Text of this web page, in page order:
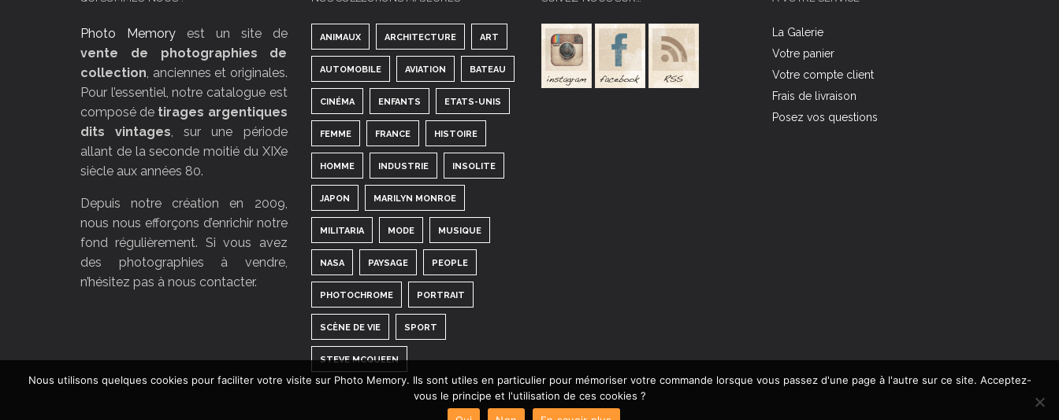
Photo Memoryest un site de
vente de photographies de
collection, anciennes et originales.
Pour l’essentiel, notre catalogue est
composé de tirages argentiques
dits vintages, sur une période
allant de la seconde moitié du XIXe
siècle aux années 80.
Depuis notre création en 2009,
nous nous efforçons d’enrichir notre
fond régulièrement. Si vous avez
des photographies à vendre,
n’hésitez pas à nous contacter.
ANIMAUX ARCHITECTURE ART
AUTOMOBILE AVIATION BATEAU
CINÉMA ENFANTS ETATS-UNIS
FEMME FRANCE HISTOIRE
HOMME INDUSTRIE INSOLITE
JAPON MARILYN MONROE
MILITARIA MODE MUSIQUE
NASA PAYSAGE PEOPLE
PHOTOCHROME PORTRAIT
SCÈNE DE VIE SPORT
STEVE MCQUEEN
La Galerie
Votre panier
Votre compte client
Frais de livraison
Posez vos questions
Nous utilisons quelques cookies pour faciliter votre visite sur Photo Memory. Ils sont utiles en particulier pour mémoriser votre commande lorsque vous passez d'une page à l'autre sur ce site. Acceptez-
vous le principe et l'utilisation de ces cookies ?